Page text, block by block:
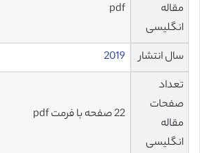
مقاله
انگلیسی
pdf
سال انتشار
2019
تعداد
صفحات
مقاله
انگلیسی
22 صفحه با فرمت pdf